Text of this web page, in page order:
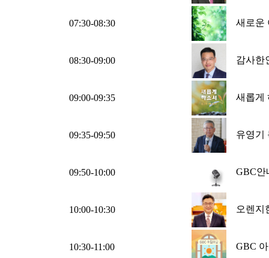
07:30-08:30 새로운
08:30-09:00 감사한
09:00-09:35 새롭게
09:35-09:50 유영기
09:50-10:00 GBC안
10:00-10:30 오렌지
10:30-11:00 GBC